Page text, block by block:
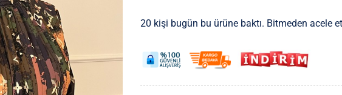
3.900 ₺.
fiyat:
20 kişi bugün bu ürüne baktı. Bitmeden acele